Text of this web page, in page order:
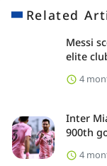
Related
Messi
elite
4
Inter
900th
4